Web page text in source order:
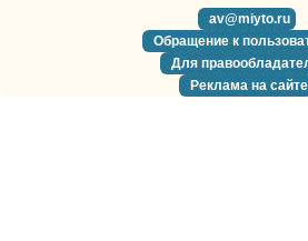
av@miyto.ru
Обращение к
Для
Реклама на сайте